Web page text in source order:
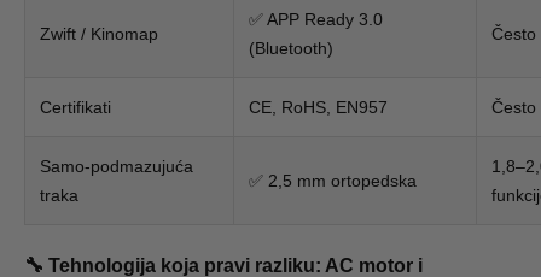
Zwift / Kinomap
✅ APP Ready 3.0
(Bluetooth)
Često
Certifikati CE, RoHS, EN957 Često
Samo-podmazujuća
traka
✅ 2,5 mm ortopedska
🔧 Tehnologija koja pravi razliku: AC motor i